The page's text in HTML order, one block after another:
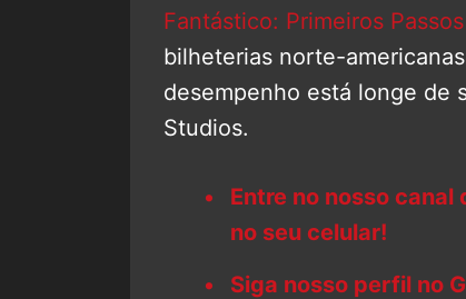
Fantástico: Primeiros Passos
bilheterias norte-
desempenho está longe de
Studios.
Entre no nosso
no seu celular!
Siga nosso perfil no